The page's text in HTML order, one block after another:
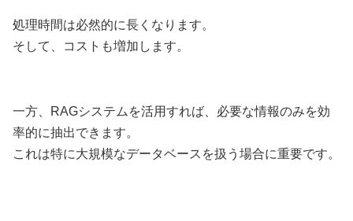
処理時間は必然的に長くなります。
そして、コストも増加します。
一方、RAGシステムを活用すれば、必要な情報のみを効
率的に抽出できます。
これは特に大規模なデータベースを扱う場合に重要です。